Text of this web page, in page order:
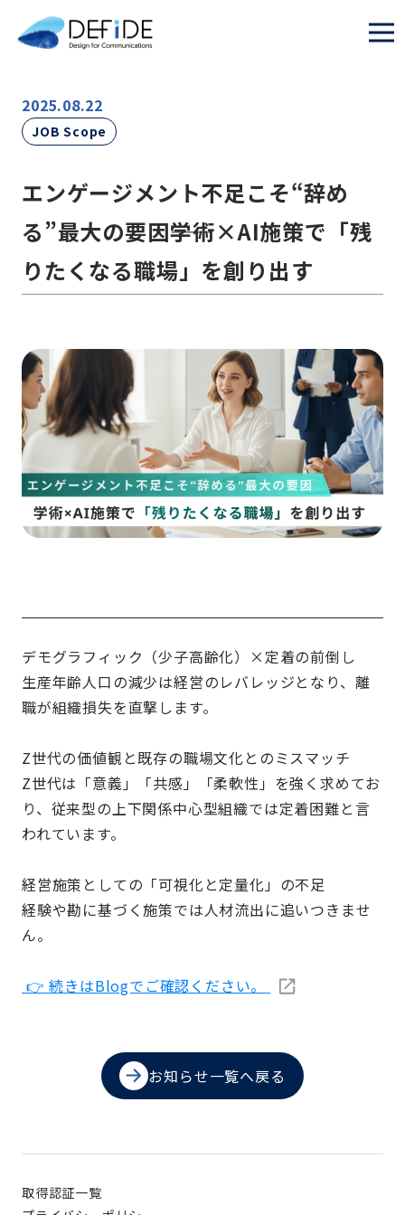
2025.08.22
JOB Scope
エンゲージメント不足こそ“辞め
る”最大の要因――学術×AI施策で「残
りたくなる職場」を創り出す
デモグラフィック（少子高齢化）×定着の前倒し
生産年齢人口の減少は経営のレバレッジとなり、離
職が組織損失を直撃します。
Z世代の価値観と既存の職場文化とのミスマッチ
Z世代は「意義」「共感」「柔軟性」を強く求めてお
り、従来型の上下関係中心型組織では定着困難と言
われています。
経営施策としての「可視化と定量化」の不足
経験や勘に基づく施策では人材流出に追いつきませ
ん。
👉 続きはBlogでご確認ください。
お知らせ一覧へ戻る
取得認証一覧